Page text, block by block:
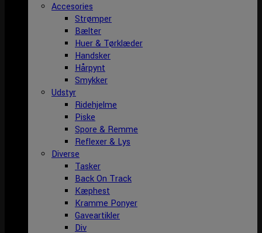
Accesories
Strømper
Bælter
Huer & Tørklæder
Handsker
Hårpynt
Smykker
Udstyr
Ridehjelme
Piske
Spore & Remme
Reflexer & Lys
Diverse
Tasker
Back On Track
Kæphest
Kramme Ponyer
Gaveartikler
Div